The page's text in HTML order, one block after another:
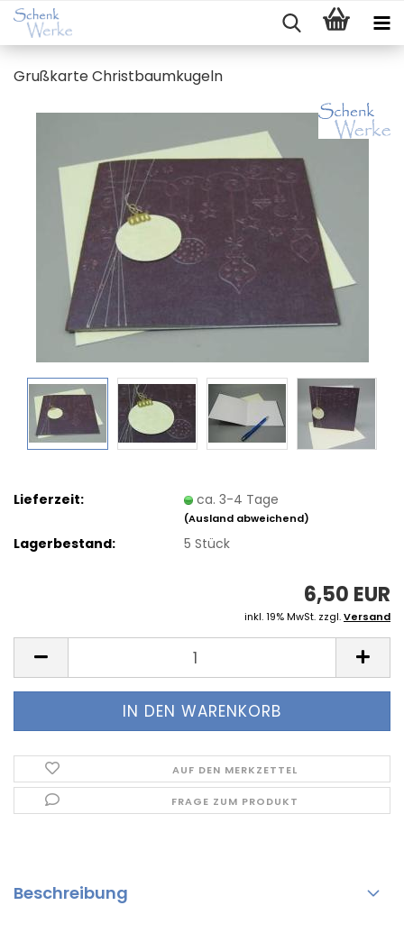
Gruß­kar­te Christ­baum­ku­geln
Lieferzeit: ca. 3-4 Tage
(Ausland abweichend)
Lagerbestand: 5Stück
6,50 EUR
inkl. 19% MwSt. zzgl.Versand
AUF DEN MERKZETTEL
FRAGE ZUM PRODUKT
Beschreibung